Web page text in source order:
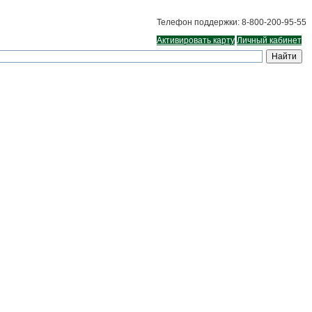
Телефон поддержки: 8-800-200-95-55
Активировать карту Личный кабинет